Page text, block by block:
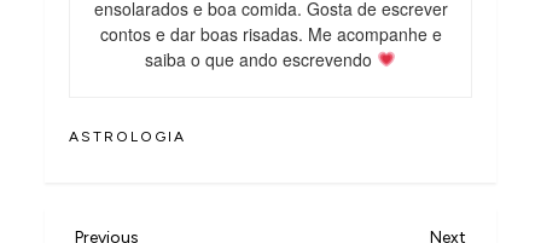
ensolarados e boa comida. Gosta de escrever
contos e dar boas risadas. Me acompanhe e
saiba o que ando escrevendo
ASTROLOGIA
Previous
Previous
Next
Next